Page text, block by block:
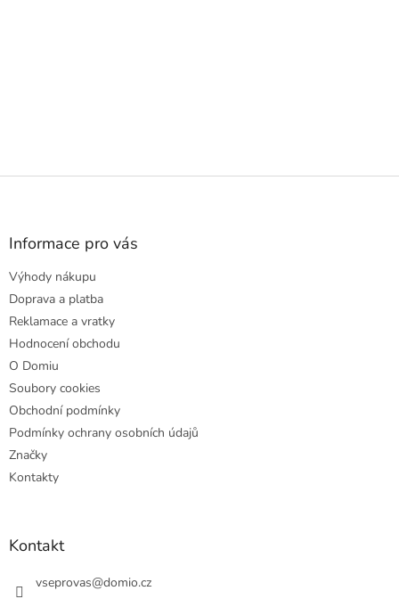
Z
Informace pro vás
Výhody nákupu
Doprava a platba
Reklamace a vratky
Hodnocení obchodu
O Domiu
Soubory cookies
Obchodní podmínky
Podmínky ochrany osobních údajů
Značky
Kontakty
Kontakt
vseprovas@domio.cz